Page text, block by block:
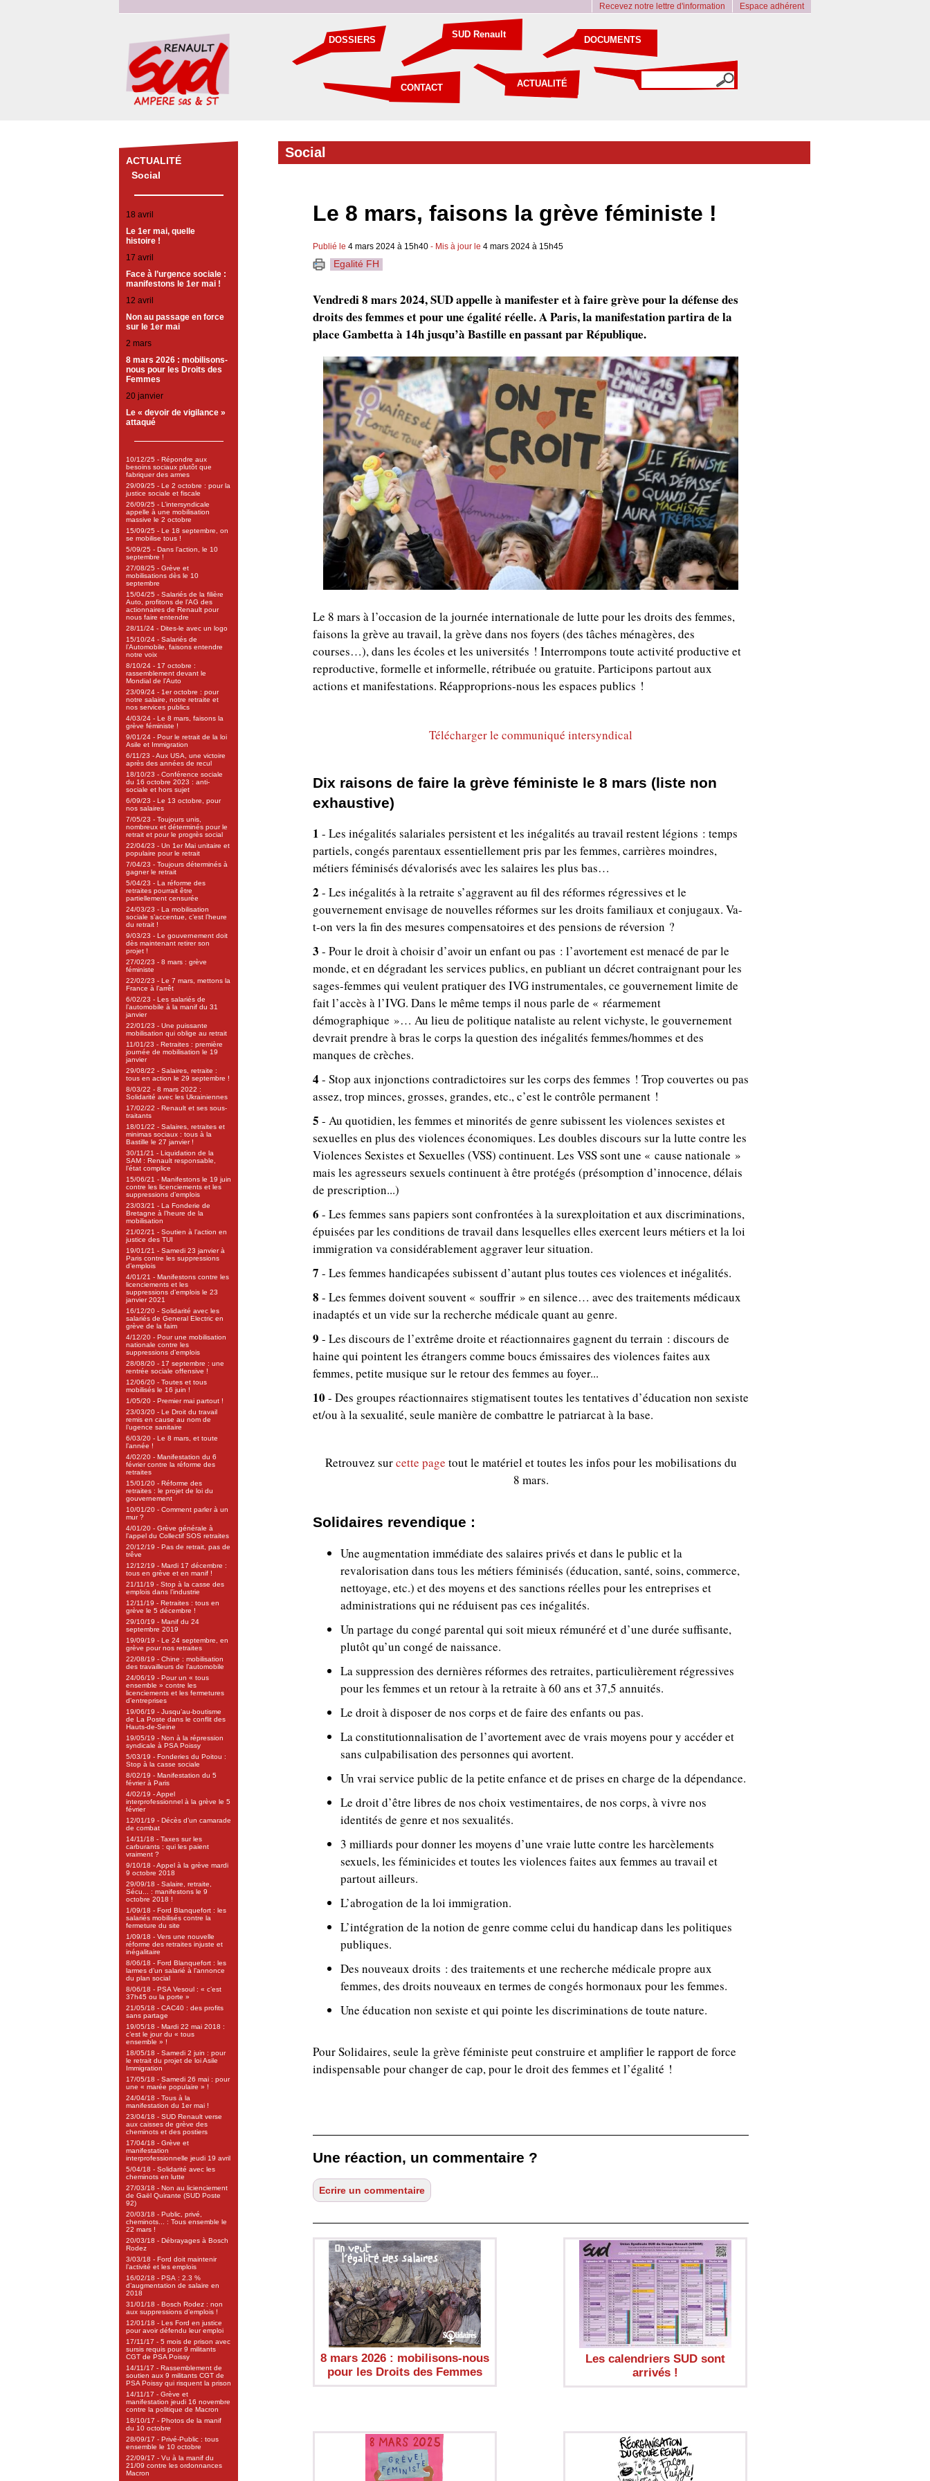
Espace adhérent
Recevez notre lettre d'information
SUD Renault
ACTUALITÉ
DOSSIERS
CONTACT
DOCUMENTS
ACTUALITÉ
Social
18 avril
Le 1er mai, quelle
histoire !
17 avril
Face à l’urgence sociale :
manifestons le 1er mai !
12 avril
Non au passage en force
sur le 1er mai
2 mars
8 mars 2026 : mobilisons-
nous pour les Droits des
Femmes
20 janvier
Le « devoir de vigilance »
attaqué
10/12/25 - Répondre aux
besoins sociaux plutôt que
fabriquer des armes
29/09/25 - Le 2 octobre : pour la
justice sociale et fiscale
26/09/25 - L’intersyndicale
appelle à une mobilisation
massive le 2 octobre
15/09/25 - Le 18 septembre, on
se mobilise tous !
5/09/25 - Dans l’action, le 10
septembre !
27/08/25 - Grève et
mobilisations dès le 10
septembre
15/04/25 - Salariés de la filière
Auto, profitons de l’AG des
actionnaires de Renault pour
nous faire entendre
28/11/24 - Dites-le avec un logo
15/10/24 - Salariés de
l’Automobile, faisons entendre
notre voix
8/10/24 - 17 octobre :
rassemblement devant le
Mondial de l’Auto
23/09/24 - 1er octobre : pour
notre salaire, notre retraite et
nos services publics
4/03/24 - Le 8 mars, faisons la
grève féministe !
9/01/24 - Pour le retrait de la loi
Asile et Immigration
6/11/23 - Aux USA, une victoire
après des années de recul
18/10/23 - Conférence sociale
du 16 octobre 2023 : anti-
sociale et hors sujet
6/09/23 - Le 13 octobre, pour
nos salaires
7/05/23 - Toujours unis,
nombreux et déterminés pour le
retrait et pour le progrès social
22/04/23 - Un 1er Mai unitaire et
populaire pour le retrait
7/04/23 - Toujours déterminés à
gagner le retrait
5/04/23 - La réforme des
retraites pourrait être
partiellement censurée
24/03/23 - La mobilisation
sociale s’accentue, c’est l’heure
du retrait !
9/03/23 - Le gouvernement doit
dès maintenant retirer son
projet !
27/02/23 - 8 mars : grève
féministe
22/02/23 - Le 7 mars, mettons la
France à l’arrêt
6/02/23 - Les salariés de
l’automobile à la manif du 31
janvier
22/01/23 - Une puissante
mobilisation qui oblige au retrait
11/01/23 - Retraites : première
journée de mobilisation le 19
janvier
29/08/22 - Salaires, retraite :
tous en action le 29 septembre !
8/03/22 - 8 mars 2022 :
Solidarité avec les Ukrainiennes
17/02/22 - Renault et ses sous-
traitants
18/01/22 - Salaires, retraites et
minimas sociaux : tous à la
Bastille le 27 janvier !
30/11/21 - Liquidation de la
SAM : Renault responsable,
l’état complice
15/06/21 - Manifestons le 19 juin
contre les licenciements et les
suppressions d’emplois
23/03/21 - La Fonderie de
Bretagne à l’heure de la
mobilisation
21/02/21 - Soutien à l’action en
justice des TUI
19/01/21 - Samedi 23 janvier à
Paris contre les suppressions
d’emplois
4/01/21 - Manifestons contre les
licenciements et les
suppressions d’emplois le 23
janvier 2021
16/12/20 - Solidarité avec les
salariés de General Electric en
grève de la faim
4/12/20 - Pour une mobilisation
nationale contre les
suppressions d’emplois
28/08/20 - 17 septembre : une
rentrée sociale offensive !
12/06/20 - Toutes et tous
mobilisés le 16 juin !
1/05/20 - Premier mai partout !
23/03/20 - Le Droit du travail
remis en cause au nom de
l’ugence sanitaire
6/03/20 - Le 8 mars, et toute
l’année !
4/02/20 - Manifestation du 6
février contre la réforme des
retraites
15/01/20 - Réforme des
retraites : le projet de loi du
gouvernement
10/01/20 - Comment parler à un
mur ?
4/01/20 - Grève générale à
l’appel du Collectif SOS retraites
20/12/19 - Pas de retrait, pas de
trêve
12/12/19 - Mardi 17 décembre :
tous en grève et en manif !
21/11/19 - Stop à la casse des
emplois dans l’industrie
12/11/19 - Retraites : tous en
grève le 5 décembre !
29/10/19 - Manif du 24
septembre 2019
19/09/19 - Le 24 septembre, en
grève pour nos retraites
22/08/19 - Chine : mobilisation
des travailleurs de l’automobile
24/06/19 - Pour un « tous
ensemble » contre les
licenciements et les fermetures
d’entreprises
19/06/19 - Jusqu’au-boutisme
de La Poste dans le conflit des
Hauts-de-Seine
19/05/19 - Non à la répression
syndicale à PSA Poissy
5/03/19 - Fonderies du Poitou :
Stop à la casse sociale
8/02/19 - Manifestation du 5
février à Paris
4/02/19 - Appel
interprofessionnel à la grève le 5
février
12/01/19 - Décès d’un camarade
de combat
14/11/18 - Taxes sur les
carburants : qui les paient
vraiment ?
9/10/18 - Appel à la grève mardi
9 octobre 2018
29/09/18 - Salaire, retraite,
Sécu... : manifestons le 9
octobre 2018 !
1/09/18 - Ford Blanquefort : les
salariés mobilisés contre la
fermeture du site
1/09/18 - Vers une nouvelle
réforme des retraites injuste et
inégalitaire
8/06/18 - Ford Blanquefort : les
larmes d’un salarié à l’annonce
du plan social
8/06/18 - PSA Vesoul : « c’est
37h45 ou la porte »
21/05/18 - CAC40 : des profits
sans partage
19/05/18 - Mardi 22 mai 2018 :
c’est le jour du « tous
ensemble » !
18/05/18 - Samedi 2 juin : pour
le retrait du projet de loi Asile
Immigration
17/05/18 - Samedi 26 mai : pour
une « marée populaire » !
24/04/18 - Tous à la
manifestation du 1er mai !
23/04/18 - SUD Renault verse
aux caisses de grève des
cheminots et des postiers
17/04/18 - Grève et
manifestation
interprofessionnelle jeudi 19 avril
5/04/18 - Solidarité avec les
cheminots en lutte
27/03/18 - Non au licienciement
de Gaël Quirante (SUD Poste
92)
20/03/18 - Public, privé,
cheminots... : Tous ensemble le
22 mars !
20/03/18 - Débrayages à Bosch
Rodez
3/03/18 - Ford doit maintenir
l’activité et les emplois
16/02/18 - PSA : 2.3 %
d’augmentation de salaire en
2018
31/01/18 - Bosch Rodez : non
aux suppressions d’emplois !
12/01/18 - Les Ford en justice
pour avoir défendu leur emploi
17/11/17 - 5 mois de prison avec
sursis requis pour 9 militants
CGT de PSA Poissy
14/11/17 - Rassemblement de
soutien aux 9 militants CGT de
PSA Poissy qui risquent la prison
14/11/17 - Grève et
manifestation jeudi 16 novembre
contre la politique de Macron
18/10/17 - Photos de la manif
du 10 octobre
28/09/17 - Privé-Public : tous
ensemble le 10 octobre
22/09/17 - Vu à la manif du
21/09 contre les ordonnances
Macron
Social
Le 8 mars, faisons la grève féministe !
Publié le 4 mars 2024 à 15h40 - Mis à jour le 4 mars 2024 à 15h45
Egalité FH
Vendredi 8 mars 2024, SUD appelle à manifester et à faire grève pour la défense des
droits des femmes et pour une égalité réelle. A Paris, la manifestation partira de la
place Gambetta à 14h jusqu’à Bastille en passant par République.
Le 8 mars à l’occasion de la journée internationale de lutte pour les droits des femmes,
faisons la grève au travail, la grève dans nos foyers (des tâches ménagères, des
courses…), dans les écoles et les universités ! Interrompons toute activité productive et
reproductive, formelle et informelle, rétribuée ou gratuite. Participons partout aux
actions et manifestations. Réapproprions-nous les espaces publics !
Télécharger le communiqué intersyndical
Dix raisons de faire la grève féministe le 8 mars (liste non
exhaustive)
1 - Les inégalités salariales persistent et les inégalités au travail restent légions : temps
partiels, congés parentaux essentiellement pris par les femmes, carrières moindres,
métiers féminisés dévalorisés avec les salaires les plus bas…
2 - Les inégalités à la retraite s’aggravent au fil des réformes régressives et le
gouvernement envisage de nouvelles réformes sur les droits familiaux et conjugaux. Va-
t-on vers la fin des mesures compensatoires et des pensions de réversion ?
3 - Pour le droit à choisir d’avoir un enfant ou pas : l’avortement est menacé de par le
monde, et en dégradant les services publics, en publiant un décret contraignant pour les
sages-femmes qui veulent pratiquer des IVG instrumentales, ce gouvernement limite de
fait l’accès à l’IVG. Dans le même temps il nous parle de « réarmement
démographique »… Au lieu de politique nataliste au relent vichyste, le gouvernement
devrait prendre à bras le corps la question des inégalités femmes/hommes et des
manques de crèches.
4 - Stop aux injonctions contradictoires sur les corps des femmes ! Trop couvertes ou pas
assez, trop minces, grosses, grandes, etc., c’est le contrôle permanent !
5 - Au quotidien, les femmes et minorités de genre subissent les violences sexistes et
sexuelles en plus des violences économiques. Les doubles discours sur la lutte contre les
Violences Sexistes et Sexuelles (VSS) continuent. Les VSS sont une « cause nationale »
mais les agresseurs sexuels continuent à être protégés (présomption d’innocence, délais
de prescription...)
6 - Les femmes sans papiers sont confrontées à la surexploitation et aux discriminations,
épuisées par les conditions de travail dans lesquelles elles exercent leurs métiers et la loi
immigration va considérablement aggraver leur situation.
7 - Les femmes handicapées subissent d’autant plus toutes ces violences et inégalités.
8 - Les femmes doivent souvent « souffrir » en silence… avec des traitements médicaux
inadaptés et un vide sur la recherche médicale quant au genre.
9 - Les discours de l’extrême droite et réactionnaires gagnent du terrain : discours de
haine qui pointent les étrangers comme boucs émissaires des violences faites aux
femmes, petite musique sur le retour des femmes au foyer...
10 - Des groupes réactionnaires stigmatisent toutes les tentatives d’éducation non sexiste
et/ou à la sexualité, seule manière de combattre le patriarcat à la base.
Retrouvez surcette page tout le matériel et toutes les infos pour les mobilisations du
8 mars.
Solidaires revendique :
Une augmentation immédiate des salaires privés et dans le public et la
revalorisation dans tous les métiers féminisés (éducation, santé, soins, commerce,
nettoyage, etc.) et des moyens et des sanctions réelles pour les entreprises et
administrations qui ne réduisent pas ces inégalités.
Un partage du congé parental qui soit mieux rémunéré et d’une durée suffisante,
plutôt qu’un congé de naissance.
La suppression des dernières réformes des retraites, particulièrement régressives
pour les femmes et un retour à la retraite à 60 ans et 37,5 annuités.
Le droit à disposer de nos corps et de faire des enfants ou pas.
La constitutionnalisation de l’avortement avec de vrais moyens pour y accéder et
sans culpabilisation des personnes qui avortent.
Un vrai service public de la petite enfance et de prises en charge de la dépendance.
Le droit d’être libres de nos choix vestimentaires, de nos corps, à vivre nos
identités de genre et nos sexualités.
3 milliards pour donner les moyens d’une vraie lutte contre les harcèlements
sexuels, les féminicides et toutes les violences faites aux femmes au travail et
partout ailleurs.
L’abrogation de la loi immigration.
L’intégration de la notion de genre comme celui du handicap dans les politiques
publiques.
Des nouveaux droits : des traitements et une recherche médicale propre aux
femmes, des droits nouveaux en termes de congés hormonaux pour les femmes.
Une éducation non sexiste et qui pointe les discriminations de toute nature.
Pour Solidaires, seule la grève féministe peut construire et amplifier le rapport de force
indispensable pour changer de cap, pour le droit des femmes et l’égalité !
Une réaction, un commentaire ?
8 mars 2026 : mobilisons-nous
pour les Droits des Femmes
Les calendriers SUD sont
arrivés !